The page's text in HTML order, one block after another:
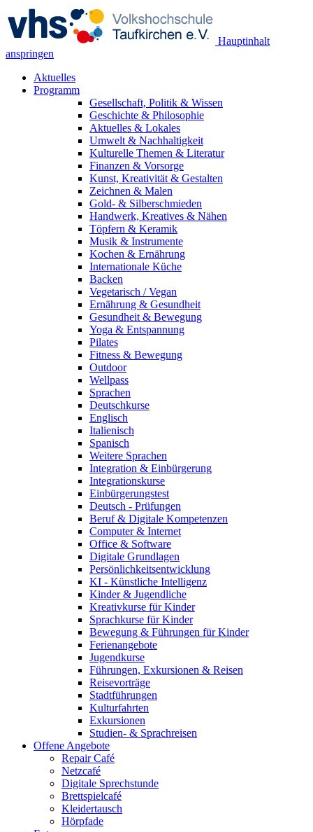
Hauptinhalt
anspringen
Aktuelles
Programm
Gesellschaft, Politik & Wissen
Geschichte & Philosophie
Aktuelles & Lokales
Umwelt & Nachhaltigkeit
Kulturelle Themen & Literatur
Finanzen & Vorsorge
Kunst, Kreativität & Gestalten
Zeichnen & Malen
Gold- & Silberschmieden
Handwerk, Kreatives & Nähen
Töpfern & Keramik
Musik & Instrumente
Kochen & Ernährung
Internationale Küche
Backen
Vegetarisch / Vegan
Ernährung & Gesundheit
Gesundheit & Bewegung
Yoga & Entspannung
Pilates
Fitness & Bewegung
Outdoor
Wellpass
Sprachen
Deutschkurse
Englisch
Italienisch
Spanisch
Weitere Sprachen
Integration & Einbürgerung
Integrationskurse
Einbürgerungstest
Deutsch - Prüfungen
Beruf & Digitale Kompetenzen
Computer & Internet
Office & Software
Digitale Grundlagen
Persönlichkeitsentwicklung
KI - Künstliche Intelligenz
Kinder & Jugendliche
Kreativkurse für Kinder
Sprachkurse für Kinder
Bewegung & Führungen für Kinder
Ferienangebote
Jugendkurse
Führungen, Exkursionen & Reisen
Reisevorträge
Stadtführungen
Kulturfahrten
Exkursionen
Studien- & Sprachreisen
Offene Angebote
Repair Café
Netzcafé
Digitale Sprechstunde
Brettspielcafé
Kleidertausch
Hörpfade